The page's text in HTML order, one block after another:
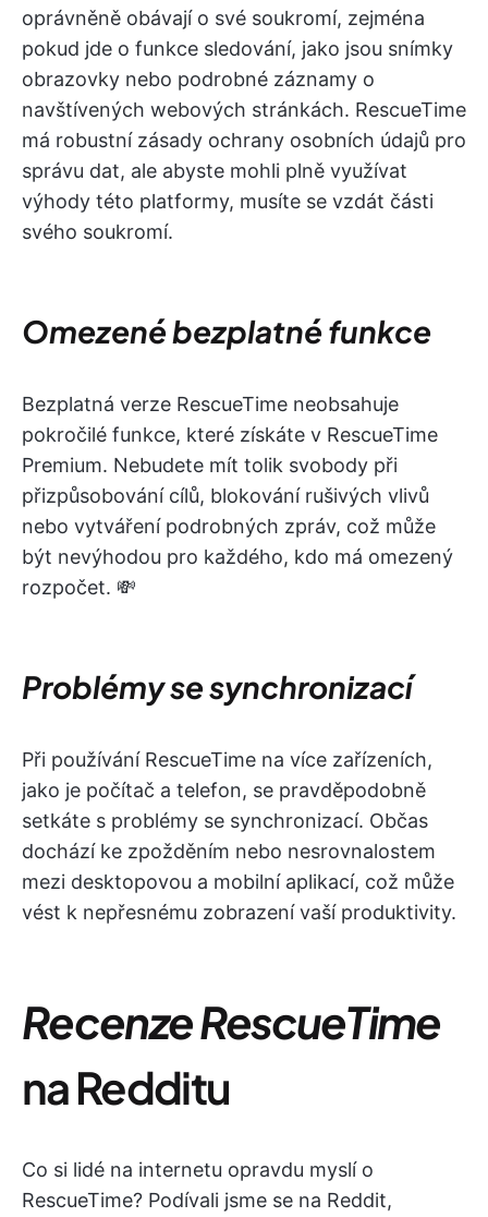
oprávněně obávají o své soukromí, zejména
pokud jde o funkce sledování, jako jsou snímky
obrazovky nebo podrobné záznamy o
navštívených webových stránkách. RescueTime
má robustní zásady ochrany osobních údajů pro
správu dat, ale abyste mohli plně využívat
výhody této platformy, musíte se vzdát části
svého soukromí.
Omezené bezplatné funkce
Bezplatná verze RescueTime neobsahuje
pokročilé funkce, které získáte v RescueTime
Premium. Nebudete mít tolik svobody při
přizpůsobování cílů, blokování rušivých vlivů
nebo vytváření podrobných zpráv, což může
být nevýhodou pro každého, kdo má omezený
rozpočet. 💸
Problémy se synchronizací
Při používání RescueTime na více zařízeních,
jako je počítač a telefon, se pravděpodobně
setkáte s problémy se synchronizací. Občas
dochází ke zpožděním nebo nesrovnalostem
mezi desktopovou a mobilní aplikací, což může
vést k nepřesnému zobrazení vaší produktivity.
Recenze RescueTime
na Redditu
Co si lidé na internetu opravdu myslí o
RescueTime? Podívali jsme se na Reddit,